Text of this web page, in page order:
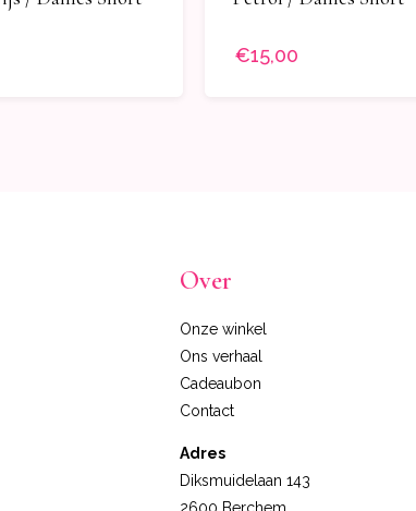
€15,00
Over
Onze winkel
Ons verhaal
Cadeaubon
Contact
Adres
Diksmuidelaan 143